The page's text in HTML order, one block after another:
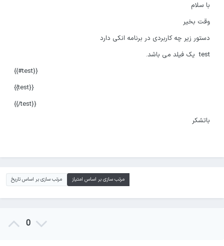
با سلام
وقت بخیر
دستور زیر چه کاربردی در برنامه انکی دارد
test یک فیلد می باشد.
{{test#}}
{{test}}
{{test/}}
باتشکر
مرتب سازی بر اساس امتیاز مرتب سازی بر اساس تاریخ
0